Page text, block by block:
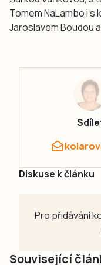
Tomem NaLambo i s
Jaroslavem Boudou
Diskuse k článku
Pro přidávání
Související